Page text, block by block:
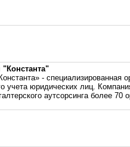
"Константа"
- специализированная
учета юридических лиц.
аутсорсинга более